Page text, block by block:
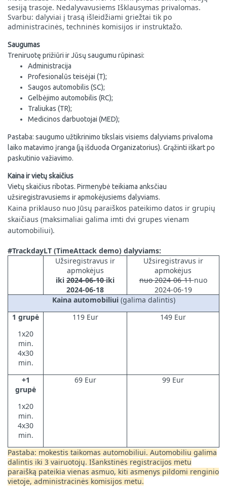
sesiją trasoje. Nedalyvavusiems Išklausymas privalomas.
Svarbu: dalyviai į trasą išleidžiami griežtai tik po
administracinės, techninės komisijos ir instruktažo.
Saugumas
Treniruotę prižiūri ir Jūsų saugumu rūpinasi:
Administracija
Profesionalūs teisėjai (T);
Saugos automobilis (SC);
Gelbėjimo automobilis (RC);
Traliukas (TR);
Medicinos darbuotojai (MED);
Pastaba: saugumo užtikrinimo tikslais visiems dalyviams privaloma
laiko matavimo įranga (ją išduoda Organizatorius). Grąžinti iškart po
paskutinio važiavimo.
Kaina ir vietų skaičius
Vietų skaičius ribotas. Pirmenybė teikiama anksčiau
užsiregistravusiems ir apmokėjusiems dalyviams.
Kaina priklauso nuo Jūsų paraiškos pateikimo datos ir grupių
skaičiaus (maksimaliai galima imti dvi grupes vienam
automobiliui).
#TrackdayLT (TimeAttack demo) dalyviams:
Užsiregistravus ir
apmokėjus
iki 2024-06-10iki
2024-06-18
Užsiregistravus ir
apmokėjus
nuo 2024-06-11nuo
2024-06-19
Kaina automobiliui (galima dalintis)
1 grupė
1x20
min.
4x30
min.
119 Eur 149 Eur
+1
grupė
1x20
min.
4x30
min.
69 Eur 99 Eur
Pastaba: mokestis taikomas automobiliui. Automobiliu galima
dalintis iki 3 vairuotojų. Išankstinės registracijos metu
paraišką pateikia vienas asmuo, kiti asmenys pildomi renginio
vietoje, administracinės komisijos metu.